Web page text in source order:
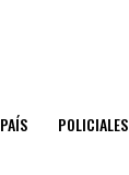
PAÍS POLICIALES